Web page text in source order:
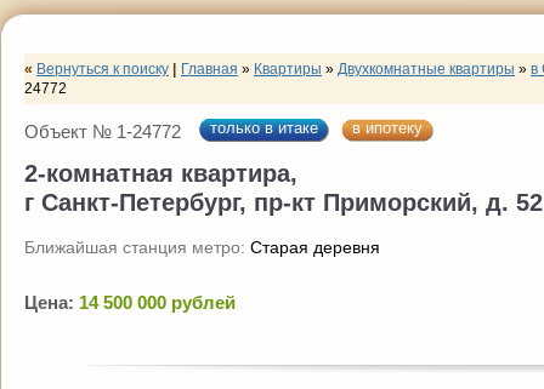
« Вернуться к поиску Главная » Квартиры » Двухкомнатные квартиры » в
24772
Объект № 1-24772 только в итаке в ипотеку
2-комнатная квартира,
г Санкт-Петербург, пр-кт Приморский, д.
Ближайшая станция метро: Старая деревня
Цена: 14 500 000 рублей